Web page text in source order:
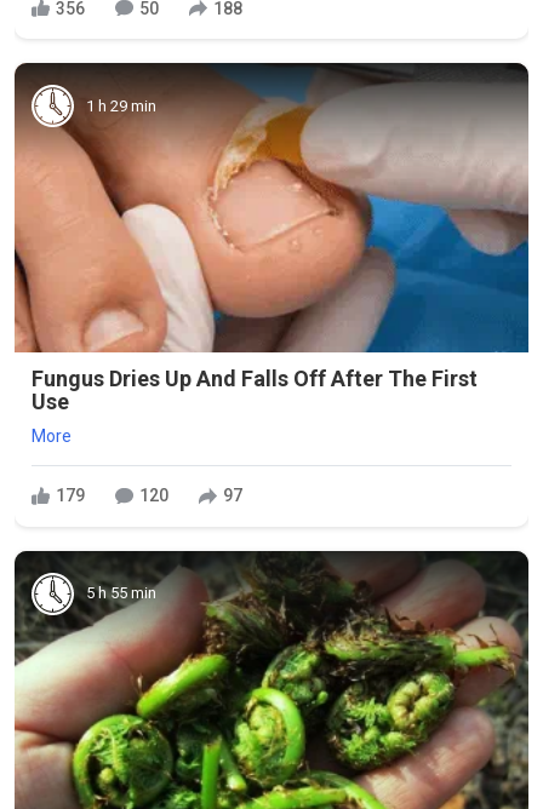
356 50 188
1 h 29 min
Fungus Dries Up And Falls Off After The First
Use
More
179 120 97
5 h 55 min